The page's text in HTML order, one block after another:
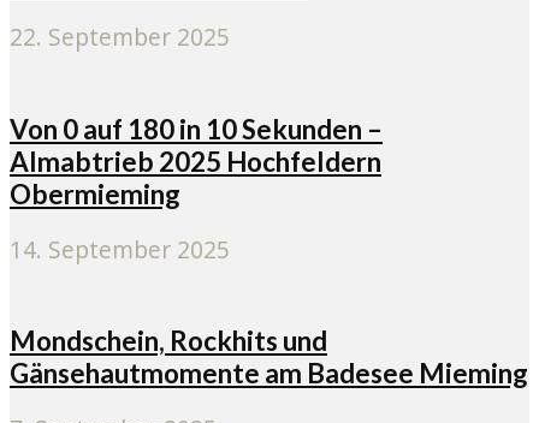
22. September 2025
Von 0 auf 180 in 10 Sekunden –
Almabtrieb 2025 Hochfeldern
Obermieming
14. September 2025
Mondschein, Rockhits und
Gänsehautmomente am Badesee Mieming